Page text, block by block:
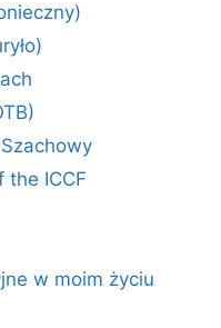
the ICCF
w moim życiu